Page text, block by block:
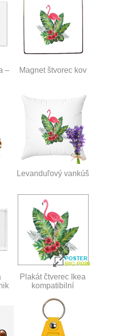
–
Magnet štvorec kov
Levanduľový vankúš
Plakát čtverec Ikea
kompatibilní